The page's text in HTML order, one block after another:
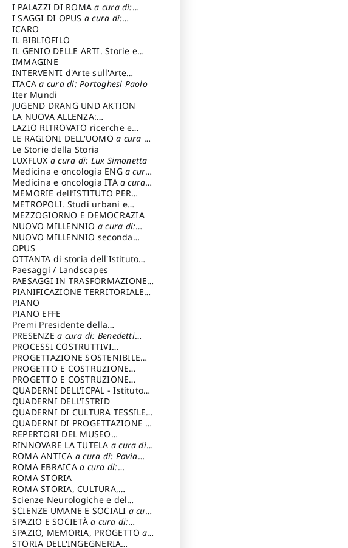
I PALAZZI DI ROMAa cura di:
Ippoliti Alessandro
I SAGGI DI OPUS a cura di:
Scalesse Tommaso
ICARO
IL BIBLIOFILO
IL GENIO DELLE ARTI. Storie e
interpretazione
IMMAGINE
INTERVENTI d'Arte sull'Arte
dedicata alla cultura della
conservazione d’arte
Fondazione Paola Droghetti onlus
ITACAa cura di: Portoghesi Paolo
Iter Mundi
JUGEND DRANG UND AKTION
LA NUOVA ALLENZA:
ARCHITETTURA & AMBIENTE
LAZIO RITROVATO ricerche e
restauri
LE RAGIONI DELL'UOMOa cura di:
Lombardi Satriani Luigi
Le Storie della Storia
LUXFLUX a cura di: Lux Simonetta
Medicina e oncologia ENG a cura
di: Lopez Massimo
Medicina e oncologia ITA a cura
di: Lopez Massimo
MEMORIE dell’ISTITUTO PER
STORIA DEL RISORGIMENTO
METROPOLI. Studi urbani e
regionali
MEZZOGIORNO E DEMOCRAZIA
NUOVO MILLENNIO a cura di:
Capaldo Pellegrino
NUOVO MILLENNIO seconda
serie
Francesco
OPUS
OTTANTA di storia dell'Istituto
storia dell’Istitutoa cura di:
Cavalieri Patrizia
Paesaggi / Landscapes
PAESAGGI IN TRASFORMAZIONEa
cura di: Corti Enrico A.
PIANIFICAZIONE TERRITORIALE
URBANISTICA ED AMBIENTALE
cura di: Costa Enrico
PIANO
PIANO EFFE
Premi Presidente della
Repubblica
PRESENZEa cura di: Benedetti
Sandro
PROCESSI COSTRUTTIVI
DELL'ARCHITETTURAa cura di:
Ippoliti Alessandro
PROGETTAZIONE SOSTENIBILE
PARTECIPATA
PROGETTO E COSTRUZIONE
DELL’ARCHITETTURA
PROGETTO E COSTRUZIONE
SOSTENIBILE
QUADERNI DELL'ICPAL - Istituto
centrale per il restauro e la
conservazione del patrimonio
archivistico e librario
QUADERNI DELL'ISTRID
QUADERNI DI CULTURA TESSILEa
cura di: Crispolti Livia
QUADERNI DI PROGETTAZIONE a
cura di: Giura Longo Tommaso
REPERTORI DEL MUSEO
CENTRALE DEL RISORGIMENTOa
cura di: Pizzo Marco
RINNOVARE LA TUTELA a cura di:
Cicalò Enrico
ROMA ANTICA a cura di: Pavia
Carlo
ROMA EBRAICAa cura di:
Procaccia Claudio
ROMA STORIA
ROMA STORIA, CULTURA,
IMMAGINEa cura di: Fagiolo
Marcello
Scienze Neurologiche e del
Comportamento
SCIENZE UMANE E SOCIALI a cura
di: Iannizzi Salvatore
SPAZIO E SOCIETÀa cura di:
Cassetti Roberto
SPAZIO, MEMORIA, PROGETTOa
cura di: Rossi Massimo
STORIA DELL'INGEGNERIA